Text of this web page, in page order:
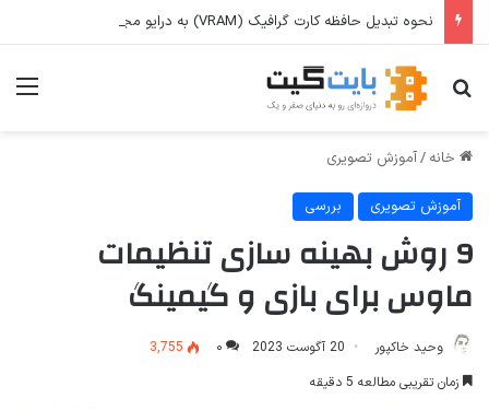
جستجو برای
خانه /آموزش تصویری
آموزش تصویری بررسی
9 روش بهینه سازی تنظیمات
ماوس برای بازی و گیمینگ
وحید خاکپور 20 آگوست 2023 ۰
3,755
زمان تقریبی مطالعه 5 دقیقه